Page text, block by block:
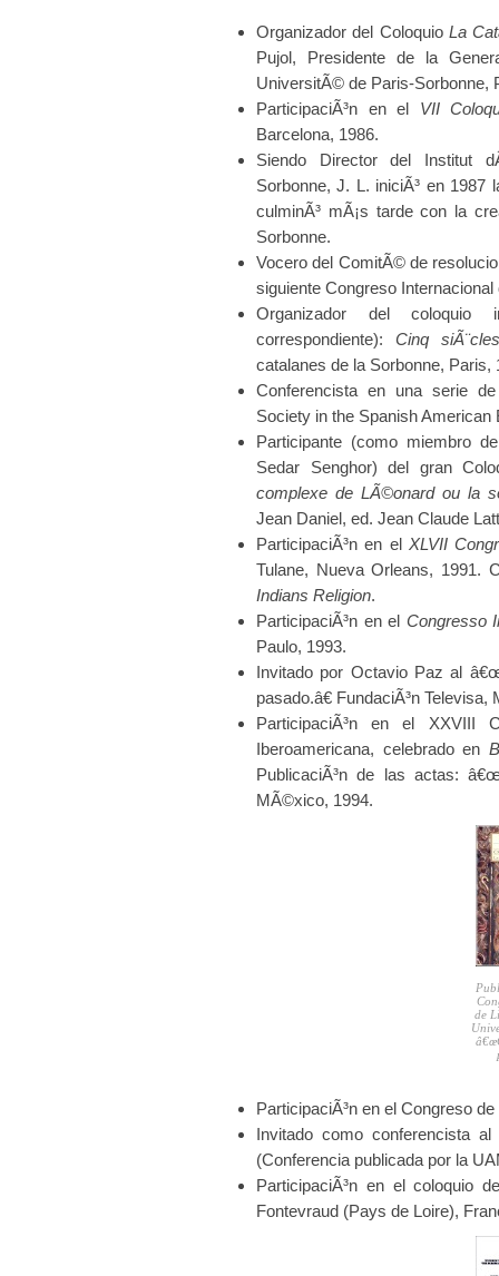
Organizador del ColoquioLa
Pujol, Presidente de la
UniversitÃ© de Paris-Sorbonne,
ParticipaciÃ³n en el VII
Barcelona, 1986.
Siendo Director del Institut
Sorbonne, J. L. iniciÃ³ en 1987
culminÃ³ mÃ¡s tarde con la
Sorbonne.
Vocero del ComitÃ© de
siguiente Congreso
Organizador del coloquio
correspondiente): Cinq siÃ¨
catalanes de la Sorbonne, Paris,
Conferencista en una serie
Society in the Spanish
Participante (como miembro
Sedar Senghor) del gran
complexe de LÃ©onard ou la
Jean Daniel, ed. Jean Claude
ParticipaciÃ³n en el XLVII
Tulane, Nueva Orleans, 1991.
Indians Religion.
ParticipaciÃ³n en el Congresso
Paulo, 1993.
Invitado por Octavio Paz al
pasado.â€ FundaciÃ³n
ParticipaciÃ³n en el XXVIII
Iberoamericana, celebrado en
PublicaciÃ³n de las actas:
MÃ©xico, 1994.
de
ParticipaciÃ³n en el Congreso
Invitado como conferencista
(Conferencia publicada por la
ParticipaciÃ³n en el coloquio
Fontevraud (Pays de Loire),